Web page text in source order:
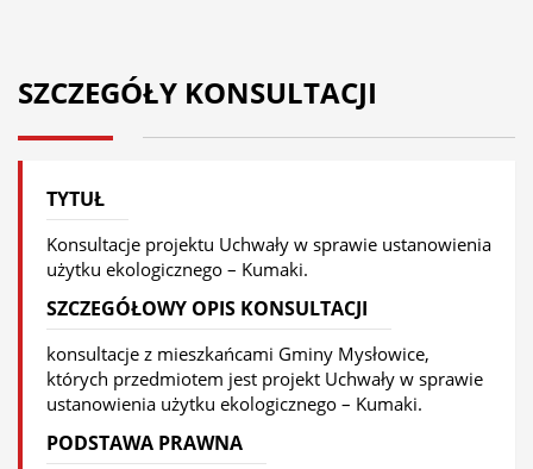
SZCZEGÓŁY KONSULTACJI
TYTUŁ
Konsultacje projektu Uchwały w sprawie ustanowienia
użytku ekologicznego – Kumaki.
SZCZEGÓŁOWY OPIS KONSULTACJI
konsultacje z mieszkańcami Gminy Mysłowice,
których przedmiotem jest projekt Uchwały w sprawie
ustanowienia użytku ekologicznego – Kumaki.
PODSTAWA PRAWNA